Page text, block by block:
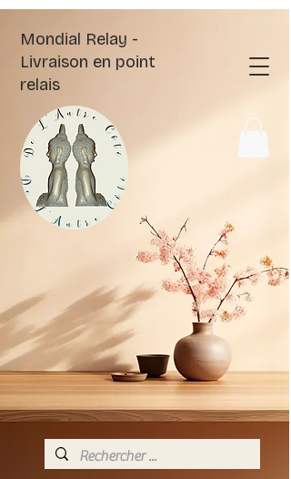
Mondial Relay -
Livraison en point
relais